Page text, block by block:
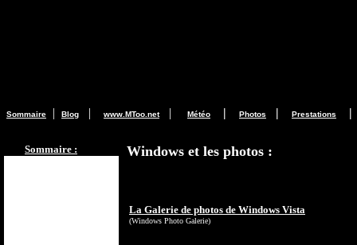
Sommaire | Blog | www.MToo.net | Météo | Photos | Prestations |
Sommaire : Windows et les photos :
La Galerie de photos de Windows Vista
(Windows Photo Galerie)